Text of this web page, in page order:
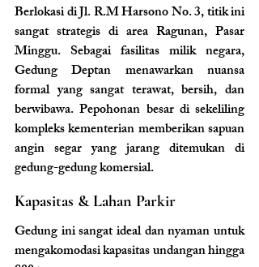
Berlokasi di Jl. R.M Harsono No. 3, titik ini
sangat strategis di area Ragunan, Pasar
Minggu. Sebagai fasilitas milik negara,
Gedung Deptan menawarkan nuansa
formal yang sangat terawat, bersih, dan
berwibawa. Pepohonan besar di sekeliling
kompleks kementerian memberikan sapuan
angin segar yang jarang ditemukan di
gedung-gedung komersial.
Kapasitas & Lahan Parkir
Gedung ini sangat ideal dan nyaman untuk
mengakomodasi kapasitas undangan hingga